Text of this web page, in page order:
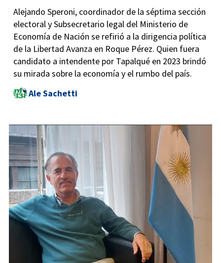
Alejando Speroni, coordinador de la séptima sección
electoral y Subsecretario legal del Ministerio de
Economía de Nación se refirió a la dirigencia política
de la Libertad Avanza en Roque Pérez. Quien fuera
candidato a intendente por Tapalqué en 2023 brindó
su mirada sobre la economía y el rumbo del país.
Ale Sachetti